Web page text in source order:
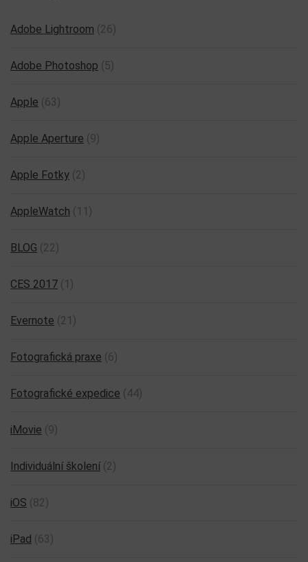
Adobe Lightroom (26)
Adobe Photoshop (5)
Apple (63)
Apple Aperture (9)
Apple Fotky (2)
AppleWatch (11)
BLOG (22)
CES 2017 (1)
Evernote (21)
Fotografická praxe (6)
Fotografické expedice (44)
iMovie (9)
Individuální školení (2)
iOS (82)
iPad (63)